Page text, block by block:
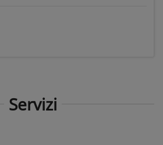
Servizi